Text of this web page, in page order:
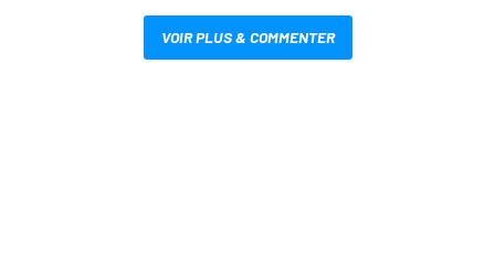
VOIR PLUS & COMMENTER